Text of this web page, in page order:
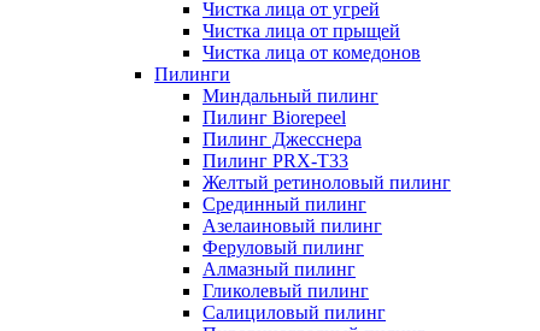
Чистка лица от угрей
Чистка лица от прыщей
Чистка лица от комедонов
Пилинги
Миндальный пилинг
Пилинг Biorepeel
Пилинг Джесснера
Пилинг PRX-T33
Желтый ретиноловый пилинг
Срединный пилинг
Азелаиновый пилинг
Феруловый пилинг
Алмазный пилинг
Гликолевый пилинг
Салициловый пилинг